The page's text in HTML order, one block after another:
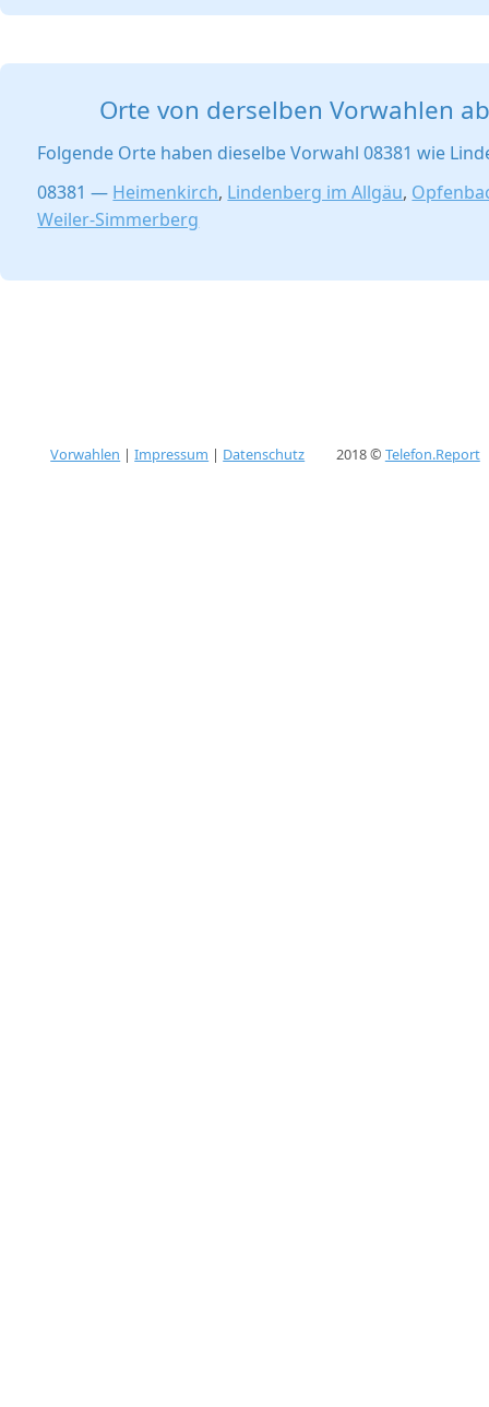
Orte von derselben Vorwahlen
Folgende Orte haben dieselbe Vorwahl 08381 wie
08381 — Heimenkirch, Lindenberg im Allgäu,
Weiler-Simmerberg
Vorwahlen |Impressum | Datenschutz 2018 © Telefon.Report